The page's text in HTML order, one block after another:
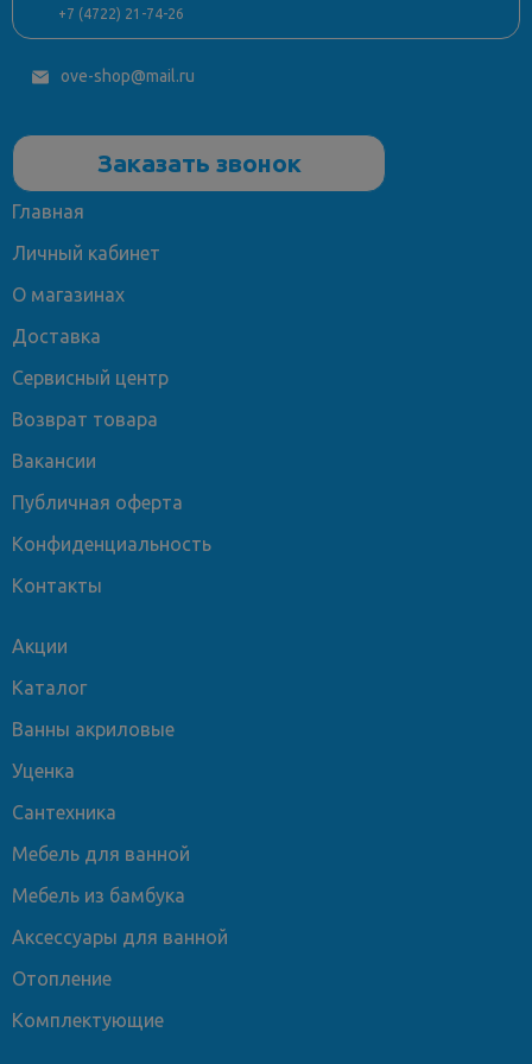
Эргономичная раковина оснащена стандартным
отверстием под смеситель и переливом – безопасное
Модель предназначена для монтажа на тумбу. Установка
раковины проста: закрепите её на мебельном модуле
шириной от 80 см и подключите сифон (приобретается
отдельно).
Закажите раковину Opadiris с доставкой! Бесплатно
Отправляем по всей России транспортными компаниями –
SMILE Blue 80 недорого – оформите заказ онлайн!
+7 (4722) 21-74-26
ove-shop@mail.ru
Заказать звонок
Главная
Личный кабинет
О магазинах
Доставка
Сервисный центр
Возврат товара
Вакансии
Публичная оферта
Конфиденциальность
Контакты
Акции
Каталог
Ванны акриловые
Уценка
Сантехника
Мебель для ванной
Мебель из бамбука
Аксессуары для ванной
Отопление
Комплектующие